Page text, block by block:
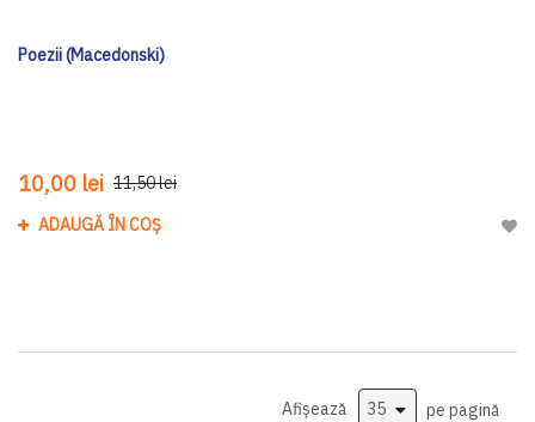
Poezii (Macedonski)
10,00 lei 11,50 lei
ADAUGĂ ÎN COȘ
Afișează pe pagină